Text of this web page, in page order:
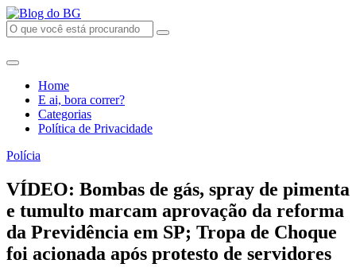
Home
E ai, bora correr?
Categorias
Política de Privacidade
Polícia
VÍDEO: Bombas de gás, spray de pimenta
e tumulto marcam aprovação da reforma
da Previdência em SP; Tropa de Choque
foi acionada após protesto de servidores